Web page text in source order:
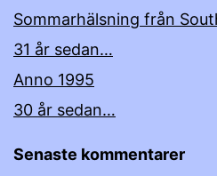
Sommarhälsning från
31 år sedan…
Anno 1995
30 år sedan…
Senaste kommentarer